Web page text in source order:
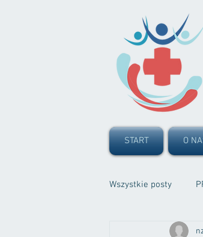
START O
Wszystkie posty